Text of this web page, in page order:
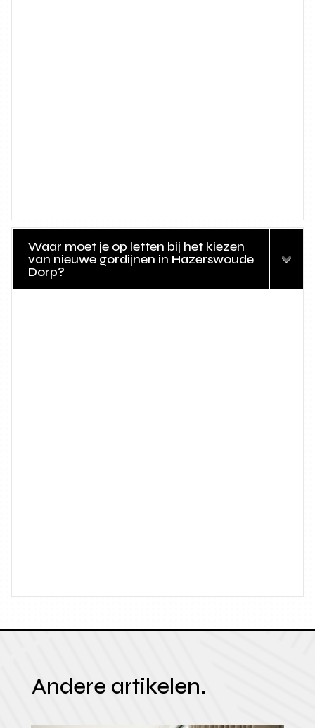
Waar moet je op letten bij het kiezen
van nieuwe gordijnen in Hazerswoude
Dorp?
Andere artikelen.